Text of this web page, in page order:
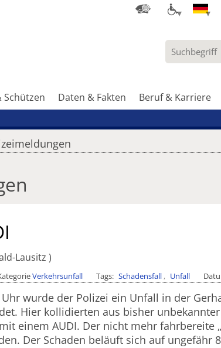
Schützen Daten & Fakten Beruf & Karriere
Lausitz
Verkehrsunfall Tags Schadensfall Unfall
wurde der Polizei ein Unfall in der
Hier kollidierten aus bisher unbekannter
einem AUDI. Der nicht mehr fahrbereite
Der Schaden beläuft sich auf ungefähr